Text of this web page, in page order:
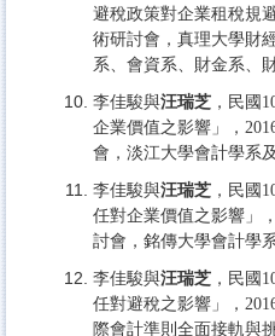
避稅政策對企業租稅規
術研討會，真理大學財
系、會資系、財金系、
李佳駿與汪瑞芝 ，民國
企業價值之影響」，
會，淡江大學會計學系
李佳駿與汪瑞芝 ，民國
任對企業價值之影響」
討會，銘傳大學會計學
李佳駿與汪瑞芝 ，民國
任對避稅之影響」，
際會計準則全面接軌與